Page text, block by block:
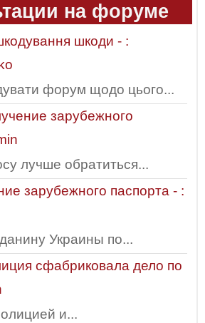
на форуме
шкоди - :
форум щодо цього...
зарубежного
лучше обратиться...
зарубежного паспорта - :
Украины по...
сфабриковала дело по
и...